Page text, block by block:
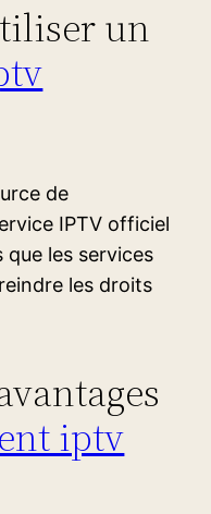
un
de
IPTV officiel
les services
les droits
iptv